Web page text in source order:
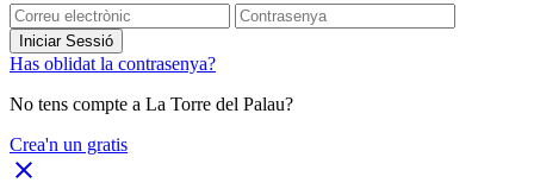
Iniciar Sessió
Has oblidat la contrasenya?
No tens compte a La Torre del Palau?
Crea'n un gratis
close